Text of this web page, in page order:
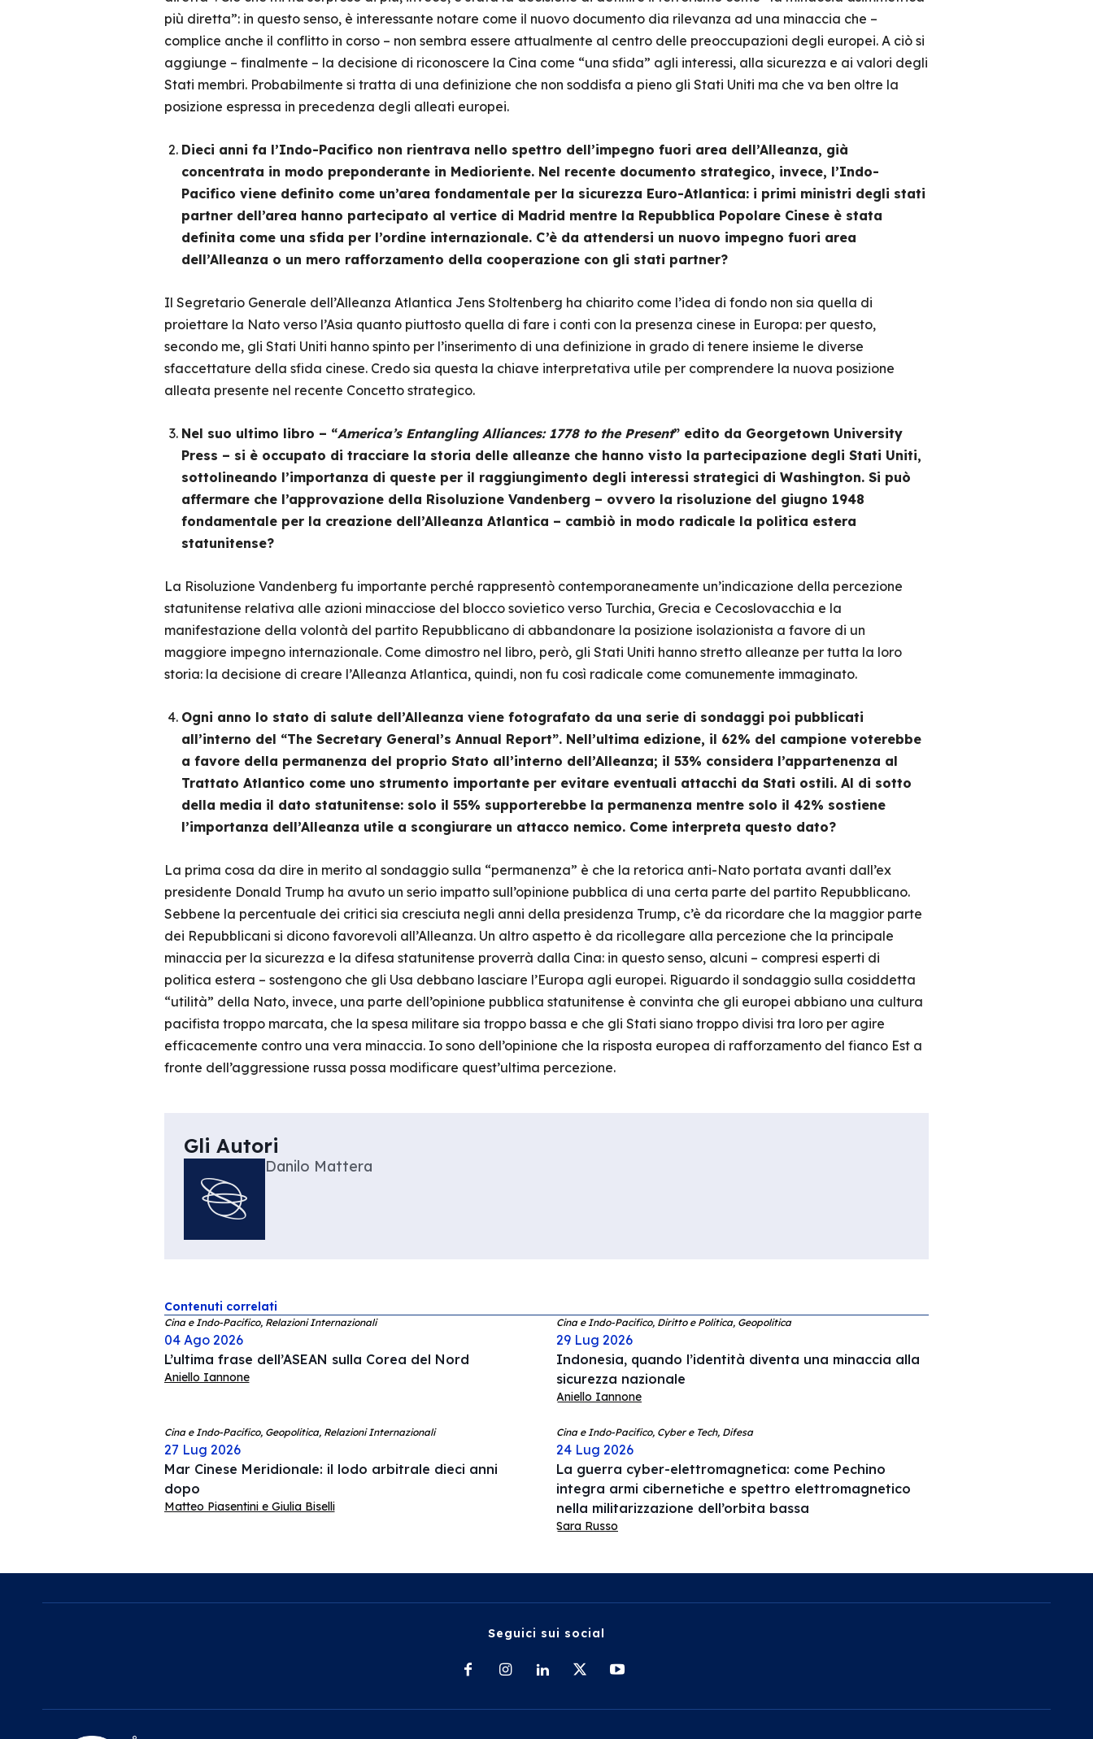
più diretta”: in questo senso, è interessante notare come il nuovo documento dia rilevanza ad una minaccia che –
complice anche il conflitto in corso – non sembra essere attualmente al centro delle preoccupazioni degli europei. A ciò si
aggiunge – finalmente – la decisione di riconoscere la Cina come “una sfida” agli interessi, alla sicurezza e ai valori degli
Stati membri. Probabilmente si tratta di una definizione che non soddisfa a pieno gli Stati Uniti ma che va ben oltre la
posizione espressa in precedenza degli alleati europei.
Dieci anni fa l’Indo-Pacifico non rientrava nello spettro dell’impegno fuori area dell’Alleanza, già
concentrata in modo preponderante in Medioriente. Nel recente documento strategico, invece, l’Indo-
Pacifico viene definito come un’area fondamentale per la sicurezza Euro-Atlantica: i primi ministri degli stati
partner dell’area hanno partecipato al vertice di Madrid mentre la Repubblica Popolare Cinese è stata
definita come una sfida per l’ordine internazionale. C’è da attendersi un nuovo impegno fuori area
dell’Alleanza o un mero rafforzamento della cooperazione con gli stati partner?
Il Segretario Generale dell’Alleanza Atlantica Jens Stoltenberg ha chiarito come l’idea di fondo non sia quella di
proiettare la Nato verso l’Asia quanto piuttosto quella di fare i conti con la presenza cinese in Europa: per questo,
secondo me, gli Stati Uniti hanno spinto per l’inserimento di una definizione in grado di tenere insieme le diverse
sfaccettature della sfida cinese. Credo sia questa la chiave interpretativa utile per comprendere la nuova posizione
alleata presente nel recente Concetto strategico.
Nel suo ultimo libro – “America’s Entangling Alliances: 1778 to the Present” edito da Georgetown University
Press – si è occupato di tracciare la storia delle alleanze che hanno visto la partecipazione degli Stati Uniti,
sottolineando l’importanza di queste per il raggiungimento degli interessi strategici di Washington. Si può
affermare che l’approvazione della Risoluzione Vandenberg – ovvero la risoluzione del giugno 1948
fondamentale per la creazione dell’Alleanza Atlantica – cambiò in modo radicale la politica estera
statunitense?
La Risoluzione Vandenberg fu importante perché rappresentò contemporaneamente un’indicazione della percezione
statunitense relativa alle azioni minacciose del blocco sovietico verso Turchia, Grecia e Cecoslovacchia e la
manifestazione della volontà del partito Repubblicano di abbandonare la posizione isolazionista a favore di un
maggiore impegno internazionale. Come dimostro nel libro, però, gli Stati Uniti hanno stretto alleanze per tutta la loro
storia: la decisione di creare l’Alleanza Atlantica, quindi, non fu così radicale come comunemente immaginato.
Ogni anno lo stato di salute dell’Alleanza viene fotografato da una serie di sondaggi poi pubblicati
all’interno del “The Secretary General’s Annual Report”. Nell’ultima edizione, il 62% del campione voterebbe
a favore della permanenza del proprio Stato all’interno dell’Alleanza; il 53% considera l’appartenenza al
Trattato Atlantico come uno strumento importante per evitare eventuali attacchi da Stati ostili. Al di sotto
della media il dato statunitense: solo il 55% supporterebbe la permanenza mentre solo il 42% sostiene
l’importanza dell’Alleanza utile a scongiurare un attacco nemico. Come interpreta questo dato?
La prima cosa da dire in merito al sondaggio sulla “permanenza” è che la retorica anti-Nato portata avanti dall’ex
presidente Donald Trump ha avuto un serio impatto sull’opinione pubblica di una certa parte del partito Repubblicano.
Sebbene la percentuale dei critici sia cresciuta negli anni della presidenza Trump, c’è da ricordare che la maggior parte
dei Repubblicani si dicono favorevoli all’Alleanza. Un altro aspetto è da ricollegare alla percezione che la principale
minaccia per la sicurezza e la difesa statunitense proverrà dalla Cina: in questo senso, alcuni – compresi esperti di
politica estera – sostengono che gli Usa debbano lasciare l’Europa agli europei. Riguardo il sondaggio sulla cosiddetta
“utilità” della Nato, invece, una parte dell’opinione pubblica statunitense è convinta che gli europei abbiano una cultura
pacifista troppo marcata, che la spesa militare sia troppo bassa e che gli Stati siano troppo divisi tra loro per agire
efficacemente contro una vera minaccia. Io sono dell’opinione che la risposta europea di rafforzamento del fianco Est a
fronte dell’aggressione russa possa modificare quest’ultima percezione.
Gli Autori
Danilo Mattera
Contenuti correlati
Cina e Indo-Pacifico, Relazioni Internazionali
04 Ago 2026
L’ultima frase dell’ASEAN sulla Corea del Nord
Aniello Iannone
Cina e Indo-Pacifico, Diritto e Politica, Geopolitica
29 Lug 2026
Indonesia, quando l’identità diventa una minaccia alla
sicurezza nazionale
Aniello Iannone
Cina e Indo-Pacifico, Geopolitica, Relazioni Internazionali
27 Lug 2026
Mar Cinese Meridionale: il lodo arbitrale dieci anni
dopo
Matteo Piasentini e Giulia Biselli
Cina e Indo-Pacifico, Cyber e Tech, Difesa
24 Lug 2026
La guerra cyber-elettromagnetica: come Pechino
integra armi cibernetiche e spettro elettromagnetico
nella militarizzazione dell’orbita bassa
Sara Russo
Seguici sui social